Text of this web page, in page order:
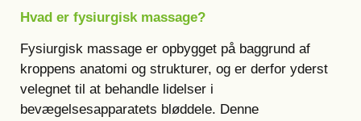
Hvad er fysiurgisk massage?
Fysiurgisk massage er opbygget på baggrund af
kroppens anatomi og strukturer, og er derfor yderst
velegnet til at behandle lidelser i
bevægelsesapparatets bløddele. Denne